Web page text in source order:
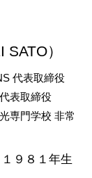
）
代表取締役
表取締役
専門学校 非常
９８１年生